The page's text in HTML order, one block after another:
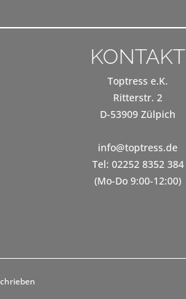
KONTAKT
Toptress e.K.
Ritterstr. 2
D-53909 Zülpich
info@toptress.de
Tel: 02252 8352 384
(Mo-Do 9:00-12:00)